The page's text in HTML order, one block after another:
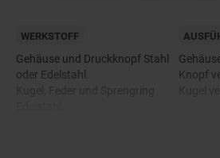
WERKSTOFF
Gehäuse und Druckknopf Stahl
oder Edelstahl.
Knopf